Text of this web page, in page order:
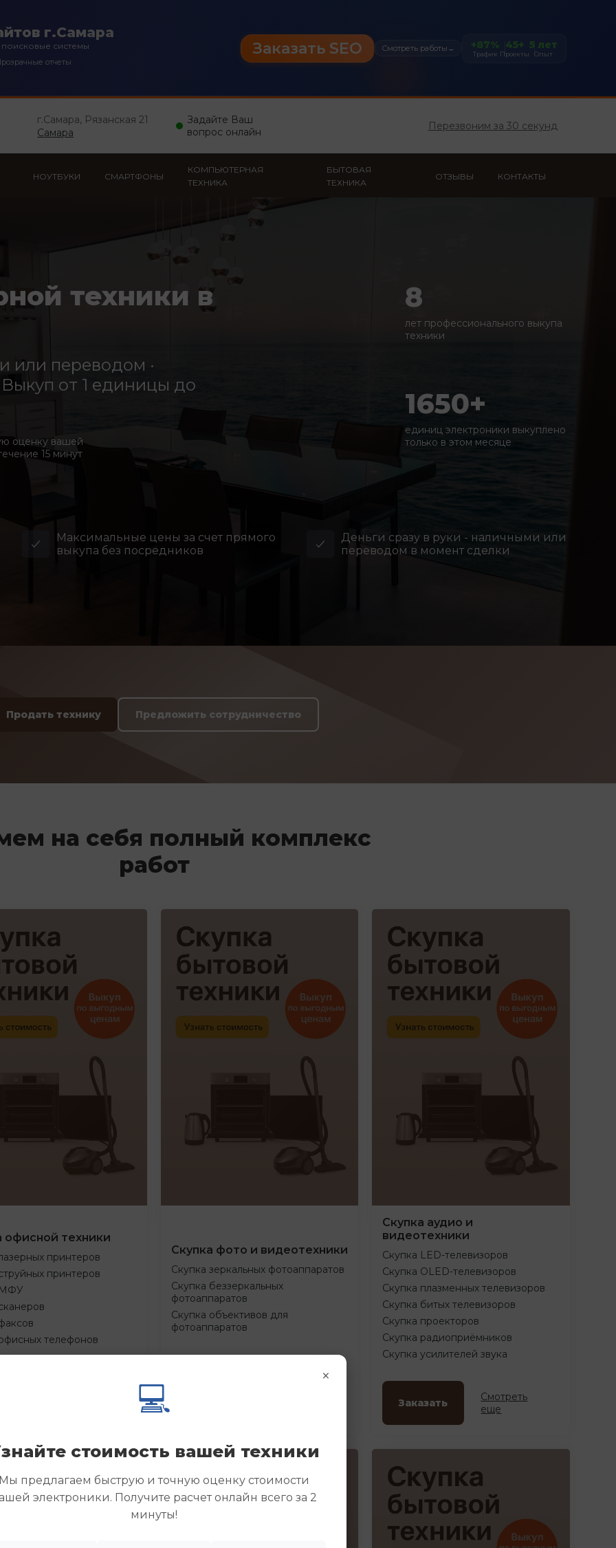
г.Самара
системы
отчеты
Заказать SEO Смотреть работы → +87%
Трафик
45+
Проекты
5 лет
Опыт
г.Самара, Рязанская 21
Самара
Задайте Ваш
вопрос онлайн
Перезвоним за 30 секунд
НОУТБУКИ СМАРТФОНЫ
КОМПЬЮТЕРНАЯ
ТЕХНИКА
БЫТОВАЯ
ТЕХНИКА
ОТЗЫВЫ КОНТАКТЫ
техники в
или переводом ·
от 1 единицы до
оценку вашей
15 минут
8
лет профессионального выкупа
техники
1650+
единиц электроники выкуплено
только в этом месяце
Максимальные цены за счет прямого
выкупа без посредников
Деньги сразу в руки - наличными или
переводом в момент сделки
Продать технику Предложить сотрудничество
на себя полный комплекс
работ
офисной техники
принтеров
принтеров
МФУ
телефонов
Скупка фото и видеотехники
Скупка зеркальных фотоаппаратов
Скупка беззеркальных
фотоаппаратов
Скупка объективов для
фотоаппаратов
Скупка аудио и
видеотехники
Скупка LED-телевизоров
Скупка OLED-телевизоров
Скупка плазменных телевизоров
Скупка битых телевизоров
Скупка проекторов
Скупка радиоприёмников
Скупка усилителей звука
Заказать
Смотреть
еще
×
💻
стоимость вашей техники
предлагаем быструю и точную оценку стоимости
электроники. Получите расчет онлайн всего за 2
минуты!